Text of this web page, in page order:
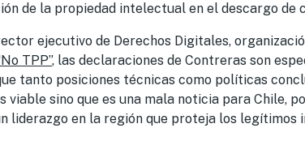
de la propiedad intelectual en el descargo de
ejecutivo de Derechos Digitales,
TPP”, las declaraciones de Contreras son
tanto posiciones técnicas como políticas
viable sino que es una mala noticia para Chile,
liderazgo en la región que proteja los legítimos